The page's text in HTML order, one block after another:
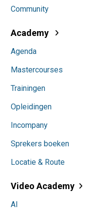
Community
Academy
Agenda
Mastercourses
Trainingen
Opleidingen
Incompany
Sprekers boeken
Locatie & Route
Video Academy
AI